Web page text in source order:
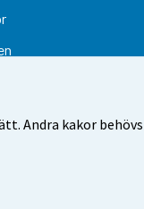
Andra kakor